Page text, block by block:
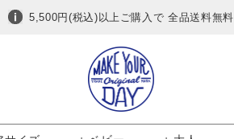
5,500円(税込)以上ご購入で 全品送料無料